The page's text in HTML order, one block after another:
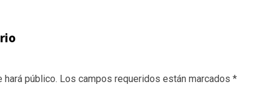
hará público. Los campos requeridos están marcados *